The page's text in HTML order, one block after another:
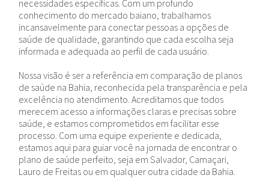
necessidades específicas. Com um profundo
conhecimento do mercado baiano, trabalhamos
incansavelmente para conectar pessoas a opções de
saúde de qualidade, garantindo que cada escolha seja
informada e adequada ao perfil de cada usuário.
Nossa visão é ser a referência em comparação de planos
de saúde na Bahia, reconhecida pela transparência e pela
excelência no atendimento. Acreditamos que todos
merecem acesso a informações claras e precisas sobre
saúde, e estamos comprometidos em facilitar esse
processo. Com uma equipe experiente e dedicada,
estamos aqui para guiar você na jornada de encontrar o
plano de saúde perfeito, seja em Salvador, Camaçari,
Lauro de Freitas ou em qualquer outra cidade da Bahia.